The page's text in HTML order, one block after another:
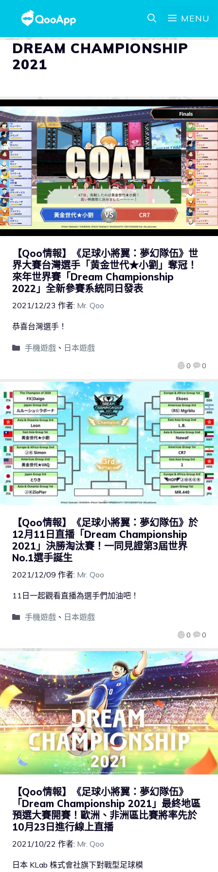
MENU
DREAM CHAMPIONSHIP
2021
【Qoo情報】《足球小將翼：夢幻隊伍》世
界大賽台灣選手「黄金世代★小劉」奪冠！
來年世界賽「Dream Championship
2022」全新參賽系統同日發表
2021/12/23 作者: Mr. Qoo
0 0
恭喜台灣選手！
手機遊戲、 日本遊戲
【Qoo情報】《足球小將翼：夢幻隊伍》於
12月11日直播「Dream Championship
2021」決勝淘汰賽！一同見證第3屆世界
No.1選手誕生
2021/12/09 作者: Mr. Qoo
0 0
11日一起觀看直播為選手們加油吧！
手機遊戲、 日本遊戲
【Qoo情報】《足球小將翼：夢幻隊伍》
「Dream Championship 2021」最終地區
預選大賽開賽！歐洲、非洲區比賽將率先於
10月23日進行線上直播
2021/10/22 作者: Mr. Qoo
日本 KLab 株式會社旗下對戰型足球模